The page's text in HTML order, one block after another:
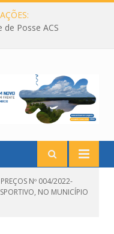
de Posse ACS
Nº 004/2022-
NO MUNICÍPIO